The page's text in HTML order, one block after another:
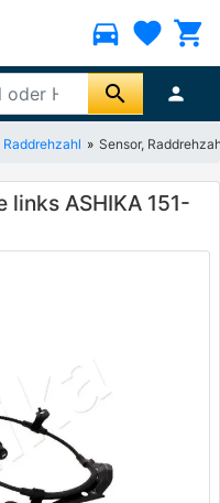
directions_car favorite shopping_cart
search person
Raddrehzahl Sensor,
links ASHIKA 151-